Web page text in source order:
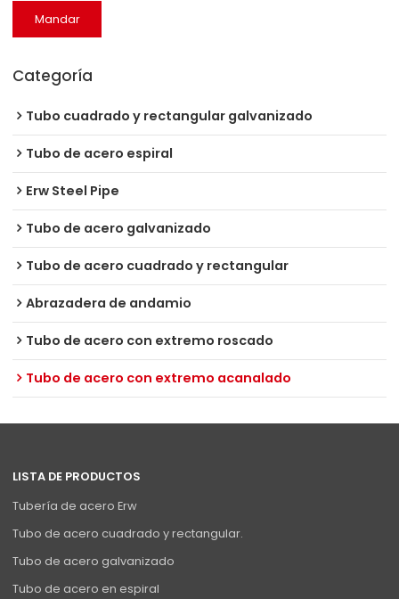
Mandar
Categoría
Tubo cuadrado y rectangular galvanizado
Tubo de acero espiral
Erw Steel Pipe
Tubo de acero galvanizado
Tubo de acero cuadrado y rectangular
Abrazadera de andamio
Tubo de acero con extremo roscado
Tubo de acero con extremo acanalado
LISTA DE PRODUCTOS
Tubería de acero Erw
Tubo de acero cuadrado y rectangular.
Tubo de acero galvanizado
Tubo de acero en espiral